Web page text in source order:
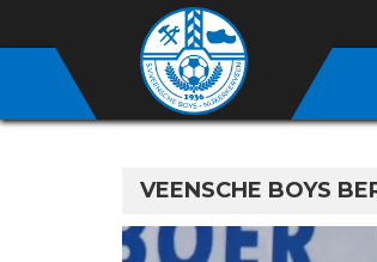
VEENSCHE BOYS